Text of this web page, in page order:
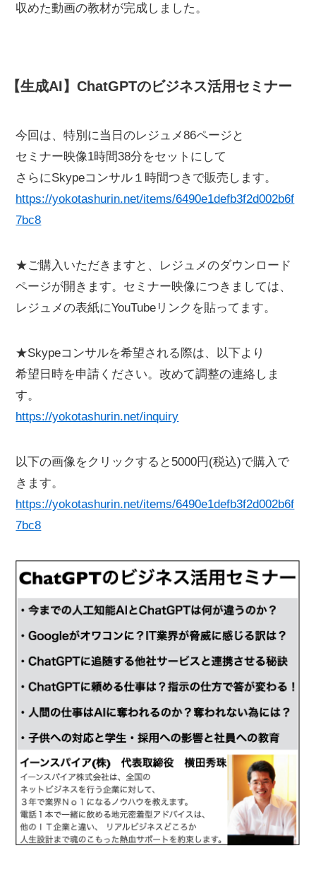
収めた動画の教材が完成しました。
【生成AI】ChatGPTのビジネス活用セミナー
今回は、特別に当日のレジュメ86ページと
セミナー映像1時間38分をセットにして
さらにSkypeコンサル１時間つきで販売します。
https://yokotashurin.net/items/6490e1defb3f2d002b6f
7bc8
★ご購入いただきますと、レジュメのダウンロード
ページが開きます。セミナー映像につきましては、
レジュメの表紙にYouTubeリンクを貼ってます。
★Skypeコンサルを希望される際は、以下より
希望日時を申請ください。改めて調整の連絡しま
す。
https://yokotashurin.net/inquiry
以下の画像をクリックすると5000円(税込)で購入で
きます。
https://yokotashurin.net/items/6490e1defb3f2d002b6f
7bc8